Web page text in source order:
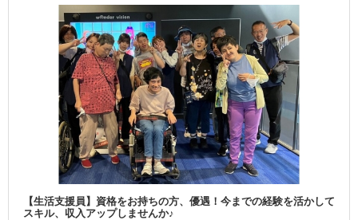
【生活支援員】資格をお持ちの方、優遇！今までの経験を活かして
スキル、収入アップしませんか♪